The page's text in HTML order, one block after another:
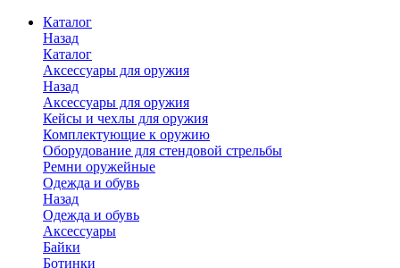
Каталог
Назад
Каталог
Аксессуары для оружия
Назад
Аксессуары для оружия
Кейсы и чехлы для оружия
Комплектующие к оружию
Оборудование для стендовой стрельбы
Ремни оружейные
Одежда и обувь
Назад
Одежда и обувь
Аксессуары
Байки
Ботинки